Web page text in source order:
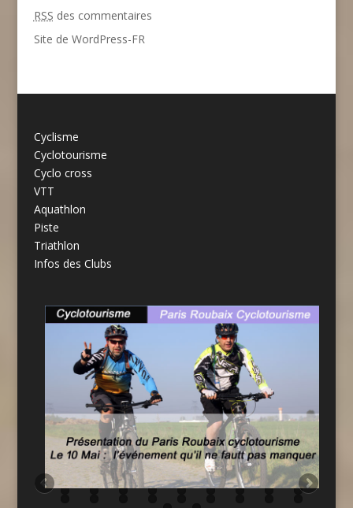
RSS des commentaires
Site de WordPress-FR
Cyclisme
Cyclotourisme
Cyclo cross
VTT
Aquathlon
Piste
Triathlon
Infos des Clubs